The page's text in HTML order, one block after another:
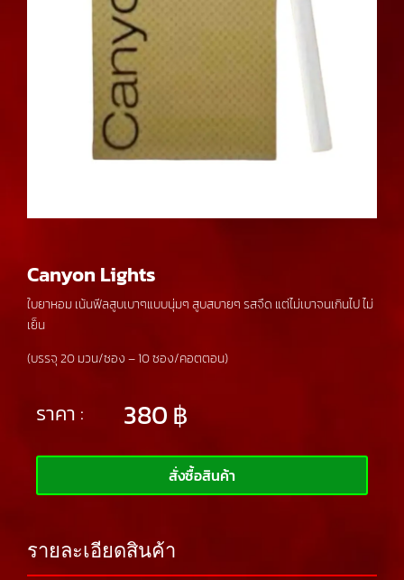
Canyon Lights
ใบยาหอม เน้นฟีลสูบเบาๆแบบนุ่มๆ สูบสบายๆ รสจืด แต่ไม่เบาจนเกินไป ไม่
เย็น
(บรรจุ 20 มวน/ซอง – 10 ซอง/คอตตอน)
ราคา : 380฿
สั่งซื้อสินค้า
รายละเอียดสินค้า